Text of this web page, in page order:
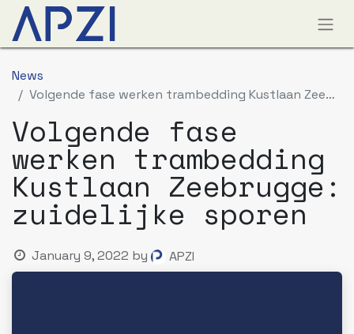
News
Volgende fase werken trambedding Kustlaan Zeebrugge: zuidelijke sporen
Volgende fase
werken trambedding
Kustlaan Zeebrugge:
zuidelijke sporen
January 9, 2022 by APZI